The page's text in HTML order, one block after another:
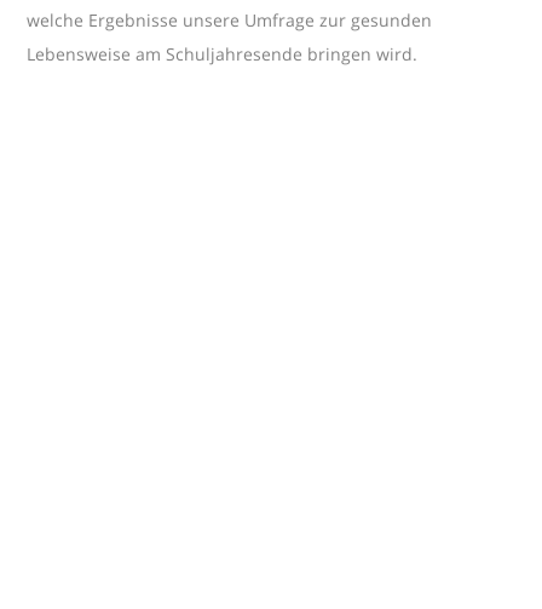
welche Ergebnisse unsere Umfrage zur gesunden
Lebensweise am Schuljahresende bringen wird.